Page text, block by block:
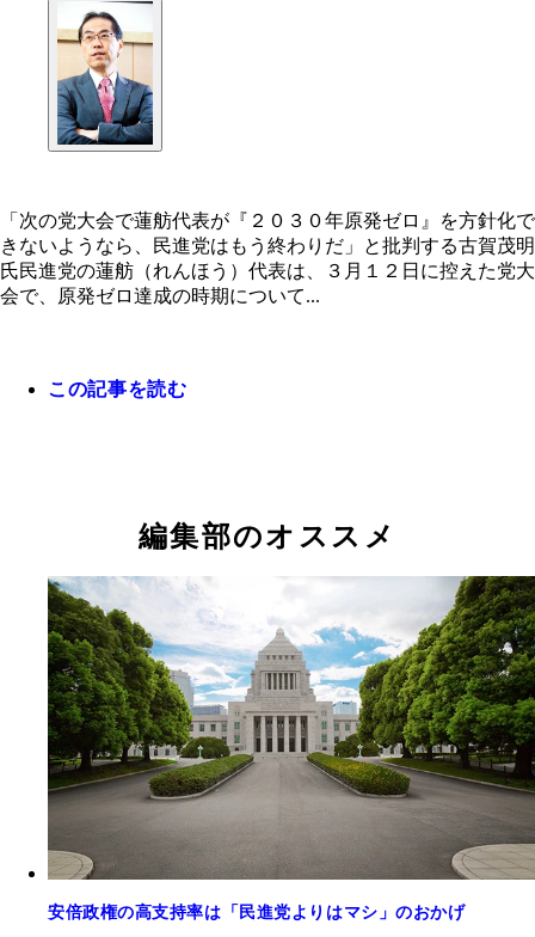
「次の党大会で蓮舫代表が『２０３０年原発ゼロ
針化できないようなら、民進党はもう終わりだ」
する古賀茂明氏
「次の党大会で蓮舫代表が『２０３０年原発ゼロ』を方針化で
きないようなら、民進党はもう終わりだ」と批判する古賀茂明
氏民進党の蓮舫（れんほう）代表は、３月１２日に控えた党大
会で、原発ゼロ達成の時期について...
この記事を読む
編集部のオススメ
安倍政権の高支持率は「民進党よりはマシ」のおかげ